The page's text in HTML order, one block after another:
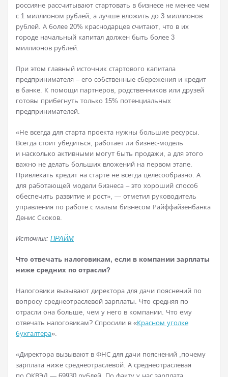
россияне рассчитывают стартовать в бизнесе не менее чем
с 1 миллионом рублей, а лучше вложить до 3 миллионов
рублей. А более 20% краснодарцев считают, что в их
городе начальный капитал должен быть более 3
миллионов рублей.
При этом главный источник стартового капитала
предпринимателя – его собственные сбережения и кредит
в банке. К помощи партнеров, родственников или друзей
готовы прибегнуть только 15% потенциальных
предпринимателей.
«Не всегда для старта проекта нужны большие ресурсы.
Всегда стоит убедиться, работает ли бизнес-модель
и насколько активными могут быть продажи, а для этого
важно не делать больших вложений на первом этапе.
Привлекать кредит на старте не всегда целесообразно. А
для работающей модели бизнеса – это хороший способ
обеспечить развитие и рост», — отметил руководитель
управления по работе с малым бизнесом Райффайзенбанка
Денис Скоков.
Источник: ПРАЙМ
Что отвечать налоговикам, если в компании зарплаты
ниже средних по отрасли?
Налоговики вызывают директора для дачи пояснений по
вопросу среднеотраслевой зарплаты. Что средняя по
отрасли она больше, чем у него в компании. Что ему
отвечать налоговикам? Спросили в «Красном уголке
бухгалтера».
«Директора вызывают в ФНС для дачи пояснений ,почему
зарплата ниже среднеотраслевой. А среднеотраслевая